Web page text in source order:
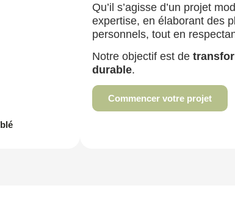
Qu’il s’agisse d’un projet
expertise, en élaborant des
personnels, tout en
Notre objectif est de
durable.
Commencer votre projet